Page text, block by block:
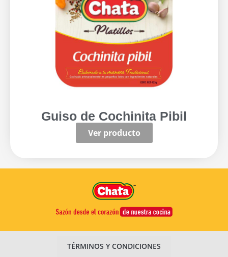
Guiso de Cochinita Pibil
Ver producto
TÉRMINOS Y CONDICIONES